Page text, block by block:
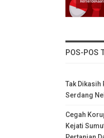
POS-POS
Tak Dikasih
Serdang
Cegah
Kejati